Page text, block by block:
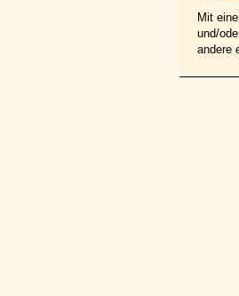
Mit
und/
andere